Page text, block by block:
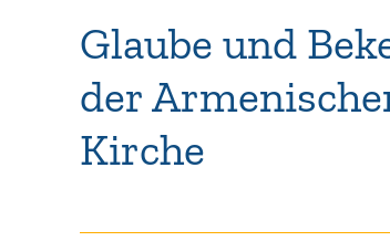
Glaube und
der
Kirche